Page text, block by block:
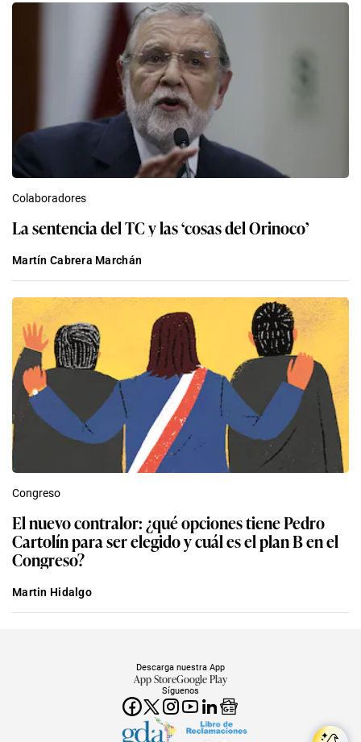
Colaboradores
La sentencia del TC y las ‘cosas del Orinoco’
Martín Cabrera Marchán
Congreso
El nuevo contralor: ¿qué opciones tiene Pedro
Cartolín para ser elegido y cuál es el plan B en el
Congreso?
Martin Hidalgo
Síguenos
Descarga nuestra App
App StoreGoogle Play